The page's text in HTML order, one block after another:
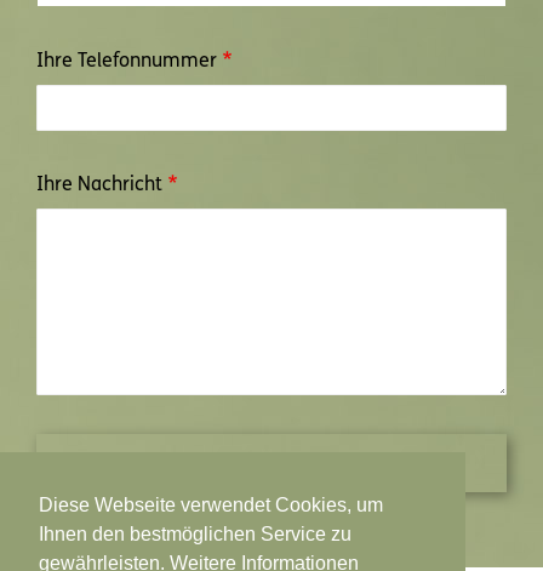
Diese Webseite verwendet Cookies, um
Ihnen den bestmöglichen Service zu
gewährleisten. Weitere Informationen
Ihre Telefonnummer
Ihre Nachricht